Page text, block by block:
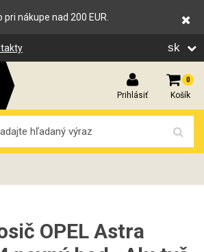
nákupe nad 200 EUR.
sk
Prihlásiť
0
Košík
OPEL Astra